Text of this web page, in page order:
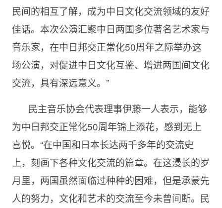
民间的相互了解，成为中日文化交流领域的友好
佳话。本次公演汇聚中日两国多位著名艺术家与
音乐家，在中日邦交正常化50周年之际举办这
场公演，对促进中日文化互鉴、增进两国间文化
交流，具有深远意义。”
民主音乐协会代表理事伊藤一人表示，能够
为中日邦交正常化50周年锦上添花，感到无上
喜悦。“在中国和日本长达两千多年的交流史
上，刻画下各种文化交流的篇章。在这漫长的岁
月里，两国虽然面临过种种的困难，但是承蒙先
人的努力，文化和艺术的交流至今未曾间断。民